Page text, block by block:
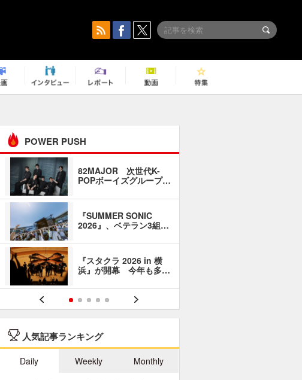
POWER PUSH
82MAJOR 次世代K-
POPボーイズグループ…
『SUMMER SONIC
2026』、ベテラン3組…
『スタクラ 2026 in 横
浜』が開幕 今年も多…
人気記事ランキング
Daily Weekly Monthly